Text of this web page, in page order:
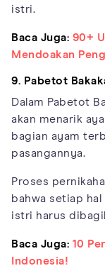
istri.
Baca Juga: 90+
Mendoakan
9. Pabetot
Dalam Pabetot
akan menarik
bagian ayam
pasangannya.
Proses
bahwa setiap
istri harus
Baca Juga: 10
Indonesia!